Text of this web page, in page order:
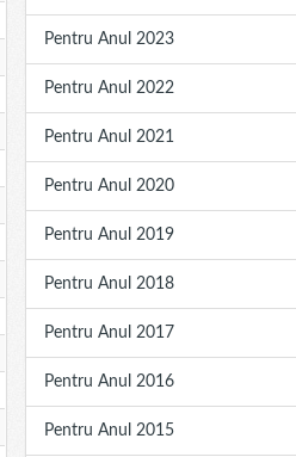
Pentru Anul 2023
Pentru Anul 2022
Pentru Anul 2021
Pentru Anul 2020
Pentru Anul 2019
Pentru Anul 2018
Pentru Anul 2017
Pentru Anul 2016
Pentru Anul 2015